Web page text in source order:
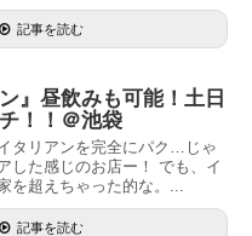
記事を読む
』昼飲みも可能！土日
！！＠池袋
タリアンを完全にパク…じゃ
した感じのお店ー！ でも、イ
を超えちゃった的な。...
記事を読む